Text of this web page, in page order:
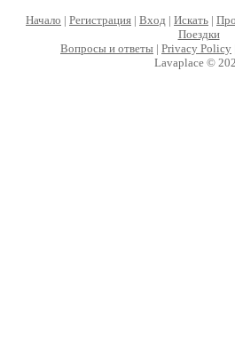
Начало | Регистрация | Вход | Искать |
Поездки
Вопросы и ответы | Privacy Policy
Lavaplace ©